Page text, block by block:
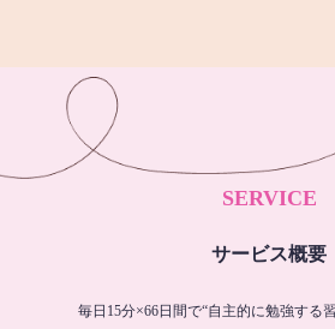
SERVICE
サービス概要
毎日15分×66日間で“自主的に勉強する